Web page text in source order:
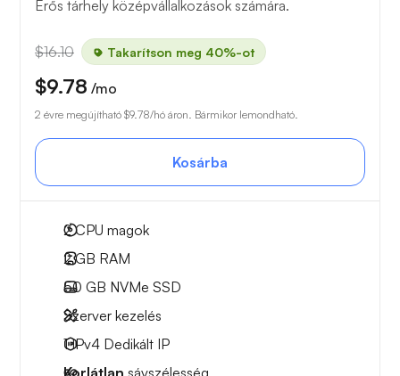
Erős tárhely középvállalkozások számára.
$16.10 Takarítson meg 40%-ot
$9.78 /mo
2 évre megújítható $9.78/hó áron. Bármikor lemondható.
Kosárba
2CPU magok
2 GB RAM
50 GB NVMe SSD
Szerver kezelés
1 IPv4 Dedikált IP
Korlátlan sávszélesség